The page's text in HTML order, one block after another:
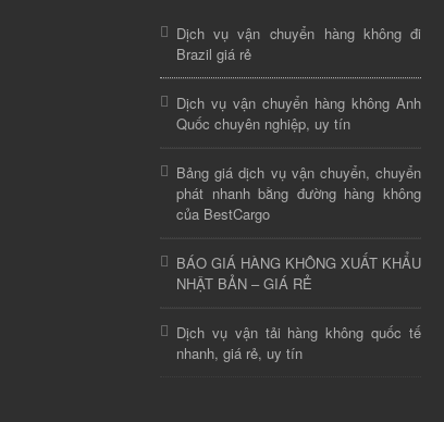
Dịch vụ vận chuyển hàng không đi
Brazil giá rẻ
Dịch vụ vận chuyển hàng không Anh
Quốc chuyên nghiệp, uy tín
Bảng giá dịch vụ vận chuyển, chuyển
phát nhanh bằng đường hàng không
của BestCargo
BÁO GIÁ HÀNG KHÔNG XUẤT KHẨU
NHẬT BẢN – GIÁ RẺ
Dịch vụ vận tải hàng không quốc tế
nhanh, giá rẻ, uy tín